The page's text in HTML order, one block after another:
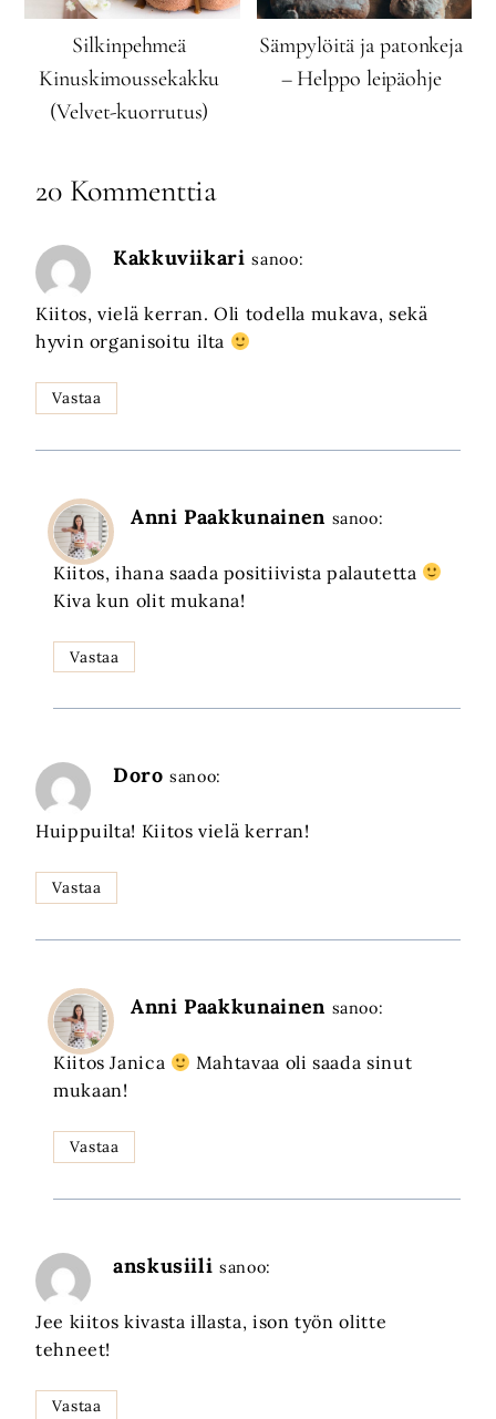
Silkinpehmeä
Kinuskimoussekakku
(Velvet-kuorrutus)
Sämpylöitä ja patonkeja
– Helppo leipäohje
20 Kommenttia
Kakkuviikari sanoo:
Kiitos, vielä kerran. Oli todella mukava, sekä
hyvin organisoitu ilta
Vastaa
Anni Paakkunainen sanoo:
Kiitos, ihana saada positiivista palautetta
Kiva kun olit mukana!
Vastaa
Doro sanoo:
Huippuilta! Kiitos vielä kerran!
Vastaa
Anni Paakkunainen sanoo:
Kiitos Janica
Mahtavaa oli saada sinut
mukaan!
Vastaa
anskusiili sanoo:
Jee kiitos kivasta illasta, ison työn olitte
tehneet!
Vastaa